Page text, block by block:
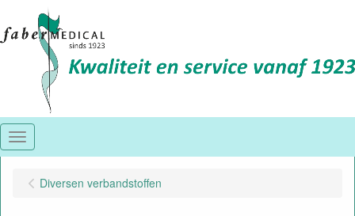
Menu
Diversen verbandstoffen